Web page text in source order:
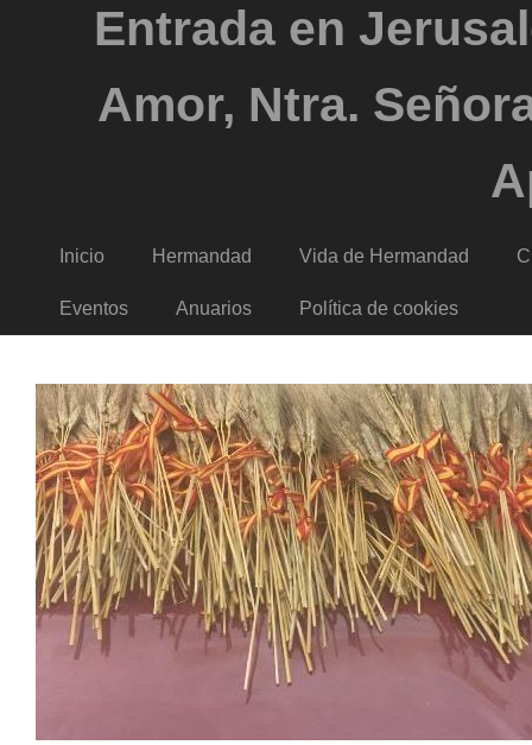
Entrada en
Amor, Ntra.
Inicio Hermandad Vida de Hermandad
Eventos Anuarios Política de cookies